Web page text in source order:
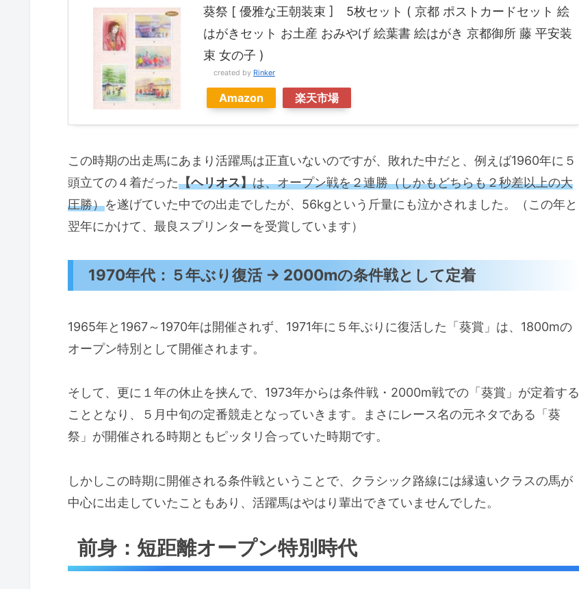
葵祭 [ 優雅な王朝装束 ] 5枚セット ( 京都 ポストカードセット 絵
はがきセット お土産 おみやげ 絵葉書 絵はがき 京都御所 藤 平安装
束 女の子 )
created by Rinker
Amazon 楽天市場
この時期の出走馬にあまり活躍馬は正直いないのですが、敗れた中だと、例えば1960年に５
頭立ての４着だった【ヘリオス】は、オープン戦を２連勝（しかもどちらも２秒差以上の大
圧勝）を遂げていた中での出走でしたが、56kgという斤量にも泣かされました。（この年と
翌年にかけて、最良スプリンターを受賞しています）
1970年代：５年ぶり復活 → 2000mの条件戦として定着
1965年と1967～1970年は開催されず、1971年に５年ぶりに復活した「葵賞」は、1800mの
オープン特別として開催されます。
そして、更に１年の休止を挟んで、1973年からは条件戦・2000m戦での「葵賞」が定着する
こととなり、５月中旬の定番競走となっていきます。まさにレース名の元ネタである「葵
祭」が開催される時期ともピッタリ合っていた時期です。
しかしこの時期に開催される条件戦ということで、クラシック路線には縁遠いクラスの馬が
中心に出走していたこともあり、活躍馬はやはり輩出できていませんでした。
前身：短距離オープン特別時代